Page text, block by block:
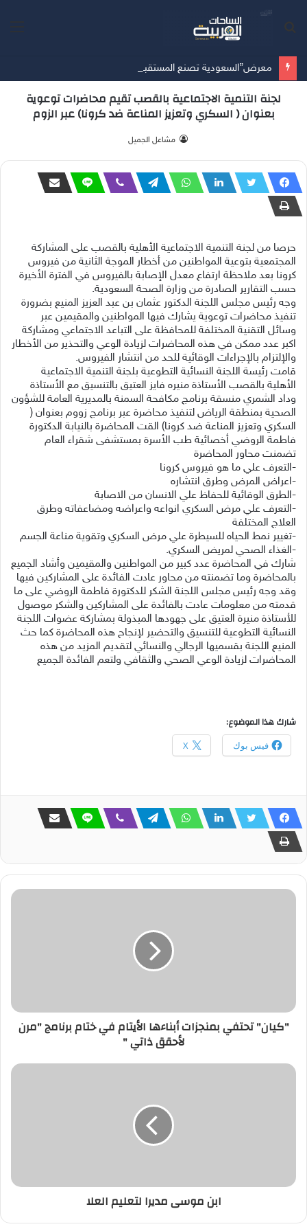
لجنة التنمية الاجتماعية بالقصب تقيم محاضرات توعوية
بعنوان ( السكري وتعزيز المناعة ضد كرونا) عبر الزوم
‫ مشاعل الجميل
حرصا من لجنة التنمية الاجتماعية الأهلية بالقصب على المشاركة
المجتمعية بتوعية المواطنين من أخطار الموجة الثانية من فيروس
كرونا بعد ملاحظة ارتفاع معدل الإصابة بالفيروس في الفترة الأخيرة
حسب التقارير الصادرة من وزارة الصحة السعودية.
وجه رئيس مجلس اللجنة الدكتور عثمان بن عبد العزيز المنيع بضرورة
تنفيذ محاضرات توعوية يشارك فيها المواطنين والمقيمين عبر
وسائل التقنية المختلفة للمحافظة على التباعد الاجتماعي ومشاركة
اكبر عدد ممكن في هذه المحاضرات لزيادة الوعي والتحذير من الأخطار
والإلتزام بالإجراءات الوقائية للحد من انتشار الفيروس.
قامت رئيسة اللجنة النسائية التطوعية بلجنة التنمية الاجتماعية
الأهلية بالقصب الأستاذة منيره فايز العتيق بالتنسيق مع الأستاذة
وداد الشمري منسقة برنامج مكافحة السمنة بالمديرية العامة للشؤون
الصحية بمنطقة الرياض لتنفيذ محاضرة عبر برنامج زووم بعنوان (
السكري وتعزيز المناعة ضد كرونا) القت المحاضرة بالنيابة الدكتورة
فاطمة الروضي أخصائية طب الأسرة بمستشفى شقراء العام
تضمنت محاور المحاضرة
-التعرف علي ما هو فيروس كرونا
-اعراض المرض وطرق انتشاره
-الطرق الوقائية للحفاظ علي الانسان من الاصابة
-التعرف علي مرض السكري انواعه واعراضه ومضاعفاته وطرق
العلاج المختلفة
-تغيير نمط الحياه للسيطرة علي مرض السكري وتقوية مناعة الجسم
-الغذاء الصحي لمريض السكري.
شارك في المحاضرة عدد كبير من المواطنين والمقيمين وأشاد الجميع
بالمحاضرة وما تضمنته من محاور عادت الفائدة على المشاركين فيها
وقد وجه رئيس مجلس اللجنة الشكر للدكتورة فاطمة الروضي على ما
قدمته من معلومات عادت بالفائدة على المشاركين والشكر موصول
للأستاذة منيرة العتيق على جهودها المبذولة بمشاركة عضوات اللجنة
النسائية التطوعية للتنسيق والتحضير لإنجاح هذه المحاضرة كما حث
المنيع اللجنة بقسميها الرجالي والنسائي لتقديم المزيد من هذه
المحاضرات لزيادة الوعي الصحي والثقافي ولتعم الفائدة الجميع
شارك هذا الموضوع:
فيس بوك X
"كيان" تحتفي بمنجزات أبناءها الأيتام في ختام برنامج "مرن
لأحقق ذاتي "
ابن موسى مديرا لتعليم العلا